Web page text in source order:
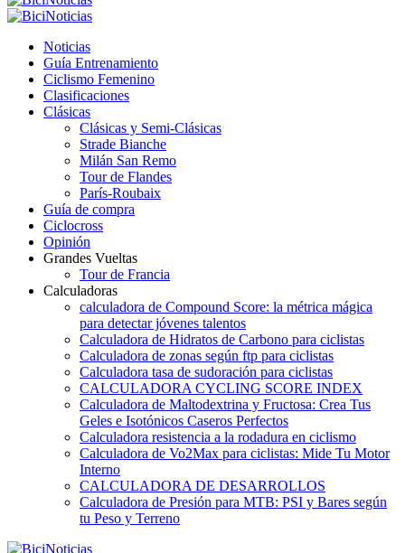
Noticias
Guía Entrenamiento
Ciclismo Femenino
Clasificaciones
Clásicas
Clásicas y Semi-Clásicas
Strade Bianche
Milán San Remo
Tour de Flandes
París-Roubaix
Guía de compra
Ciclocross
Opinión
Grandes Vueltas
Tour de Francia
Calculadoras
calculadora de Compound Score: la métrica mágica
para detectar jóvenes talentos
Calculadora de Hidratos de Carbono para ciclistas
Calculadora de zonas según ftp para ciclistas
Calculadora tasa de sudoración para ciclistas
CALCULADORA CYCLING SCORE INDEX
Calculadora de Maltodextrina y Fructosa: Crea Tus
Geles e Isotónicos Caseros Perfectos
Calculadora resistencia a la rodadura en ciclismo
Calculadora de Vo2Max para ciclistas: Mide Tu Motor
Interno
CALCULADORA DE DESARROLLOS
Calculadora de Presión para MTB: PSI y Bares según
tu Peso y Terreno